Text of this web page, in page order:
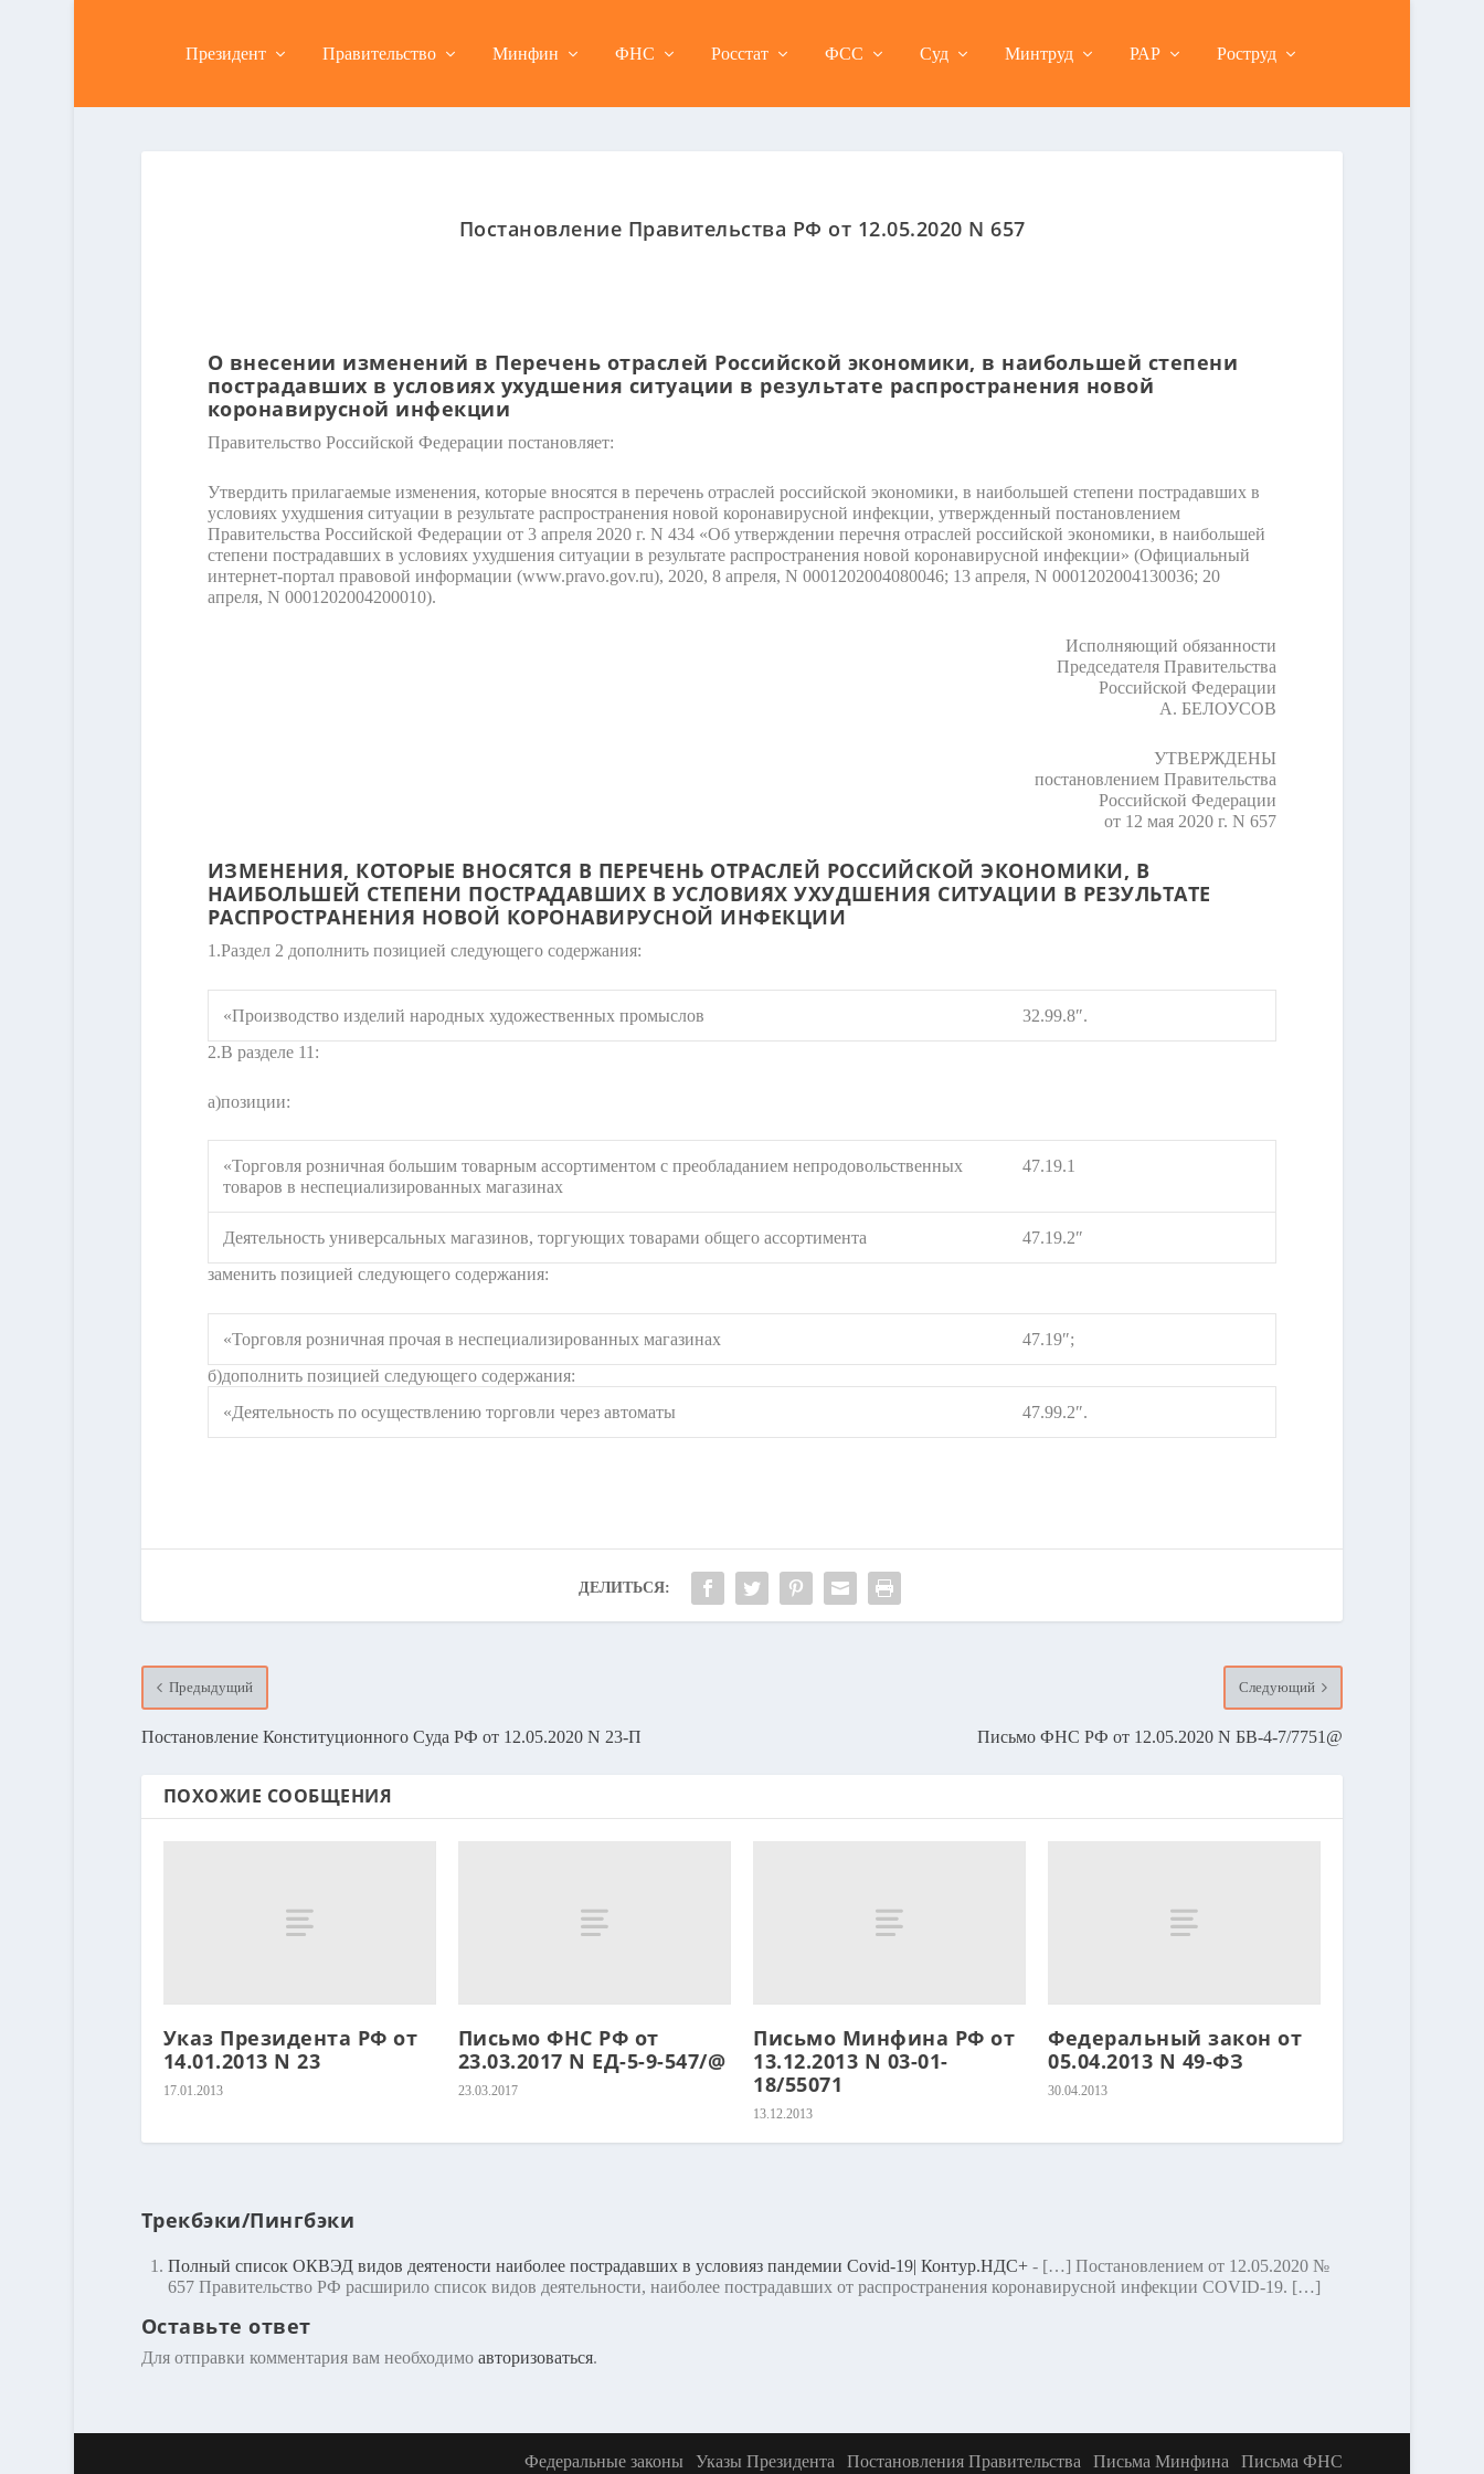
Президент Правительство Минфин ФНС Росстат ФСС Суд Минтруд РАР Роструд
Постановление Правительства РФ от 12.05.2020 N 657
О внесении изменений в Перечень отраслей Российской экономики, в наибольшей степени
пострадавших в условиях ухудшения ситуации в результате распространения новой
коронавирусной инфекции
Правительство Российской Федерации постановляет:
Утвердить прилагаемые изменения, которые вносятся в перечень отраслей российской экономики, в наибольшей степени пострадавших в
условиях ухудшения ситуации в результате распространения новой коронавирусной инфекции, утвержденный постановлением
Правительства Российской Федерации от 3 апреля 2020 г. N 434 «Об утверждении перечня отраслей российской экономики, в наибольшей
степени пострадавших в условиях ухудшения ситуации в результате распространения новой коронавирусной инфекции» (Официальный
интернет-портал правовой информации (www.pravo.gov.ru), 2020, 8 апреля, N 0001202004080046; 13 апреля, N 0001202004130036; 20
апреля, N 0001202004200010).
Исполняющий обязанности
Председателя Правительства
Российской Федерации
А. БЕЛОУСОВ
УТВЕРЖДЕНЫ
постановлением Правительства
Российской Федерации
от 12 мая 2020 г. N 657
ИЗМЕНЕНИЯ, КОТОРЫЕ ВНОСЯТСЯ В ПЕРЕЧЕНЬ ОТРАСЛЕЙ РОССИЙСКОЙ ЭКОНОМИКИ, В
НАИБОЛЬШЕЙ СТЕПЕНИ ПОСТРАДАВШИХ В УСЛОВИЯХ УХУДШЕНИЯ СИТУАЦИИ В РЕЗУЛЬТАТЕ
РАСПРОСТРАНЕНИЯ НОВОЙ КОРОНАВИРУСНОЙ ИНФЕКЦИИ
1.Раздел 2 дополнить позицией следующего содержания:
«Производство изделий народных художественных промыслов
32.99.8″.
2.В разделе 11:
а)позиции:
«Торговля розничная большим товарным ассортиментом с преобладанием непродовольственных
товаров в неспециализированных магазинах
47.19.1
Деятельность универсальных магазинов, торгующих товарами общего ассортимента
47.19.2″
заменить позицией следующего содержания:
«Торговля розничная прочая в неспециализированных магазинах
47.19″;
б)дополнить позицией следующего содержания:
«Деятельность по осуществлению торговли через автоматы
47.99.2″.
ДЕЛИТЬСЯ:
Предыдущий
Постановление Конституционного Суда РФ от 12.05.2020 N 23-П
Следующий
Письмо ФНС РФ от 12.05.2020 N БВ-4-7/7751@
ПОХОЖИЕ СООБЩЕНИЯ
Указ Президента РФ от
14.01.2013 N 23
17.01.2013
Письмо ФНС РФ от
23.03.2017 N ЕД-5-9-547/@
23.03.2017
Письмо Минфина РФ от
13.12.2013 N 03-01-
18/55071
13.12.2013
Федеральный закон от
05.04.2013 N 49-ФЗ
30.04.2013
Трекбэки/Пингбэки
Полный список ОКВЭД видов деятености наиболее пострадавших в условияз пандемии Covid-19| Контур.НДС+- […] Постановлением от 12.05.2020 №
657 Правительство РФ расширило список видов деятельности, наиболее пострадавших от распространения коронавирусной инфекции COVID-19. […]
Оставьте ответ
Для отправки комментария вам необходимо авторизоваться.
Федеральные законы Указы Президента Постановления Правительства Письма Минфина Письма ФНС